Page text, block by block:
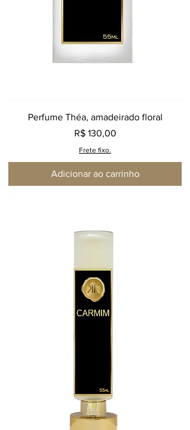
Perfume Théa, amadeirado floral
Preço
R$ 130,00
Frete fixo.
Adicionar ao carrinho